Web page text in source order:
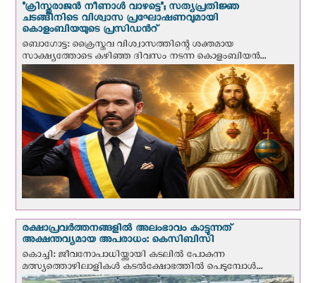
"ക്രിസ്തുരാജന്‍ നീണാള്‍ വാഴട്ടെ"; സത്യപ്രതിജ്ഞ
ചടങ്ങിനിടെ വിശ്വാസ പ്രഘോഷണവുമായി
കൊളംബിയയുടെ പ്രസിഡന്‍റ്
ബൊഗോട്ട: ക്രൈസ്തവ വിശ്വാസത്തിന്റെ ശക്തമായ
സാക്ഷ്യത്തോടെ കഴിഞ്ഞ ദിവസം നടന്ന കൊളംബിയന്‍...
രക്ഷാപ്രവര്‍ത്തനങ്ങളില്‍ അലംഭാവം കാട്ടുന്നത്
അക്ഷന്തവ്യമായ അപരാധം: കെസിബിസി
കൊച്ചി: ജീവനോപാധിയ്ക്കായി കടലില്‍ പോകുന്ന
മത്സ്യത്തൊഴിലാളികള്‍ കടല്‍ക്ഷോഭത്തില്‍ പെടുമ്പോള്‍...